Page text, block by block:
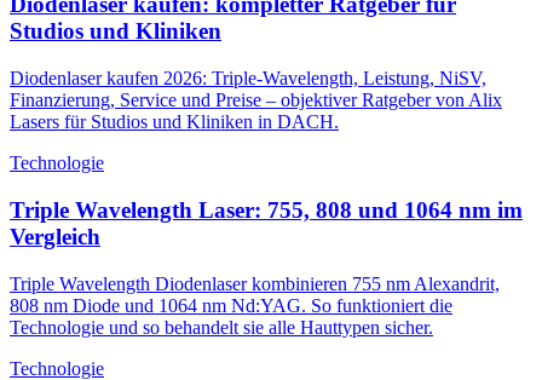
Studios und Kliniken
Diodenlaser kaufen 2026: Triple-Wavelength, Leistung, NiSV,
Finanzierung, Service und Preise – objektiver Ratgeber von Alix
Lasers für Studios und Kliniken in DACH.
Technologie
Triple Wavelength Laser: 755, 808 und 1064 nm im
Vergleich
Triple Wavelength Diodenlaser kombinieren 755 nm Alexandrit,
808 nm Diode und 1064 nm Nd:YAG. So funktioniert die
Technologie und so behandelt sie alle Hauttypen sicher.
Technologie